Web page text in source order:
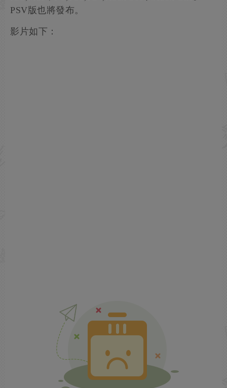
PSV版也將發布。
影片如下：